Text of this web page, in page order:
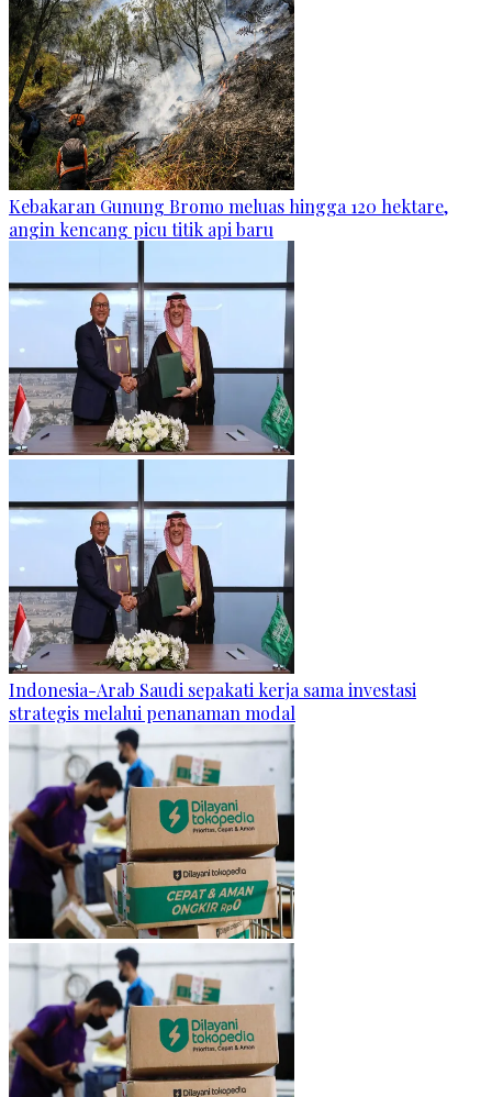
Kebakaran Gunung Bromo meluas hingga 120 hektare,
angin kencang picu titik api baru
Indonesia-Arab Saudi sepakati kerja sama investasi
strategis melalui penanaman modal